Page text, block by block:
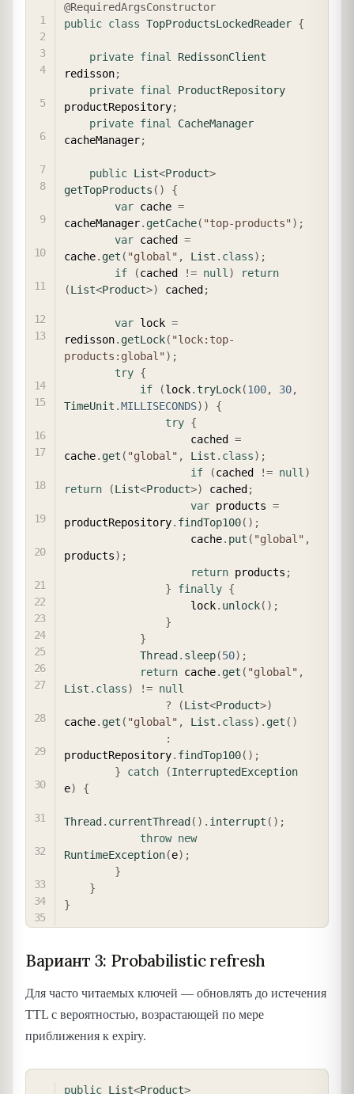
@RequiredArgsConstructor
public class TopProductsLockedReader {
private final
RedissonClient
redisson;
private final
ProductRepository
productRepository;
private final
CacheManager
cacheManager;
public List<Product>
getTopProducts ( )
{
var cache =
cacheManager. getCache( "top-products") ;
var cached =
cache. get ( "global" , List . class) ;
if
(cached != null)
return
(List<Product>) cached ;
var lock =
redisson. getLock( "lock:top-
products:global") ;
try {
if
(lock.tryLock(100, 30,
TimeUnit .MILLISECONDS) )
{
try {
                    cached
=
cache. get ( "global" , List . class) ;
if
(cached != null)
return
(List<Product>) cached ;
var products =
productRepository. findTop100( ) ;
                    cache
. put ( "global" ,
products) ;
return products ;
}
finally {
                    lock
. unlock( ) ;
}
}
Thread . sleep(50) ;
return cache. get ( "global" ,
List . class) != null
?
(List<Product>)
cache. get ( "global" , List . class) . get ( )
:
productRepository. findTop100( ) ;
}
catch (InterruptedException
e) {
Thread . currentThread ( ) . interrupt ( ) ;
throw new
RuntimeException(e) ;
}
}
}
Вариант 3: Probabilistic refresh
Для часто читаемых ключей — обновлять до истечения
TTL с вероятностью, возрастающей по мере
приближения к expiry.
public List<Product>